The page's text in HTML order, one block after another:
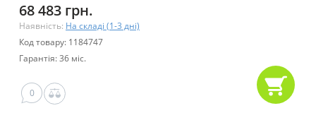
68 483 грн.
Наявність: На складі (1-3 дні)
Код товару: 1184747
Гарантія: 36 міс.
0